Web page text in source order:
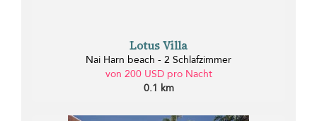
Lotus Villa
Nai Harn beach - 2 Schlafzimmer
von 200 USD pro Nacht
0.1 km